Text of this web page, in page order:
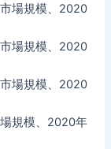
場規模、2020
場規模、2020
場規模、2020
規模、2020年